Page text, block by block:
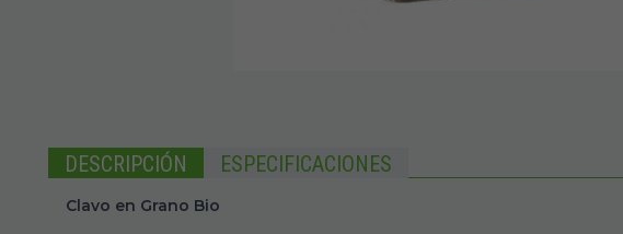
DESCRIPCIÓN ESPECIFICACIONES
Clavo en Grano Bio